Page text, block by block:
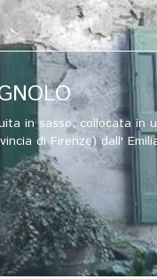
A14 Cesena
400mq. L'immobile è...